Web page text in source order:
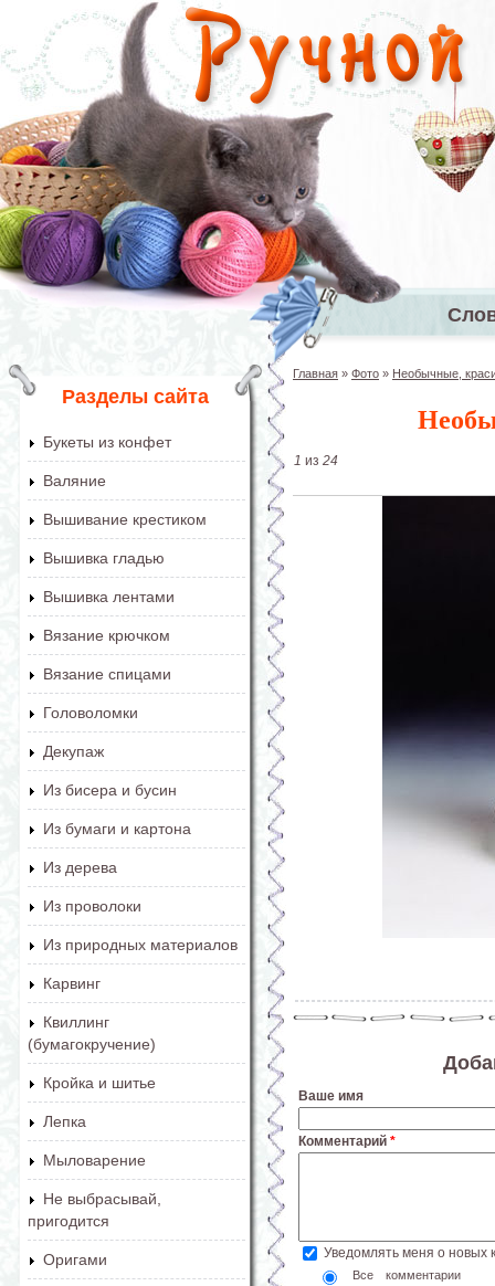
Перейти к основному содержанию
Главное
Разделы сайта
Букеты из конфет
Валяние
Вышивание крестиком
Вышивка гладью
Вышивка лентами
Вязание крючком
Вязание спицами
Головоломки
Декупаж
Из бисера и бусин
Из бумаги и картона
Из дерева
Из проволоки
Из природных материалов
Карвинг
Квиллинг
(бумагокручение)
Кройка и шитье
Лепка
Мыловарение
Не выбрасывай,
пригодится
Оригами
Главная » Фото » Необычные,
1 из 24
Ваше имя
Комментарий *
Уведомлять меня о новых
Все комментарии